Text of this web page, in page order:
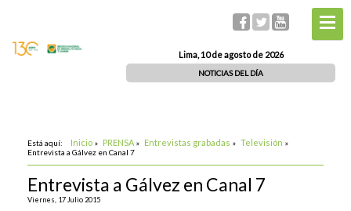
Lima, 10 de agosto de 2026
NOTICIAS DEL DÍA
Está aquí: Inicio » PRENSA » Entrevistas grabadas » Televisión »
Entrevista a Gálvez en Canal 7
Entrevista a Gálvez en Canal 7
Viernes, 17 Julio 2015